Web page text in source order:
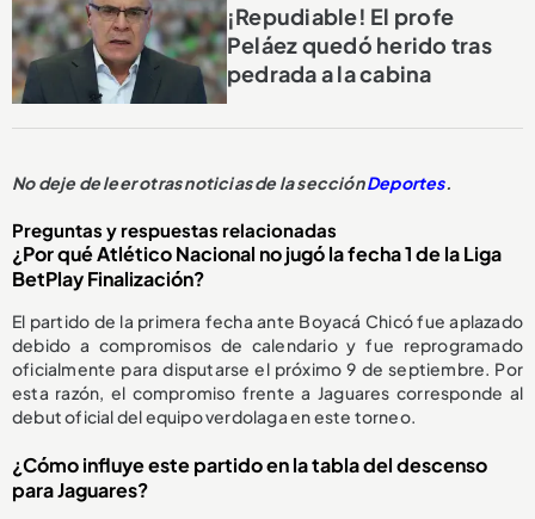
¡Repudiable! El profe
Peláez quedó herido tras
pedrada a la cabina
No deje de leer otras noticias de la secciónDeportes.
Preguntas y respuestas relacionadas
¿Por qué Atlético Nacional no jugó la fecha 1 de la Liga
BetPlay Finalización?
El partido de la primera fecha ante Boyacá Chicó fue aplazado
debido a compromisos de calendario y fue reprogramado
oficialmente para disputarse el próximo 9 de septiembre. Por
esta razón, el compromiso frente a Jaguares corresponde al
debut oficial del equipo verdolaga en este torneo.
¿Cómo influye este partido en la tabla del descenso
para Jaguares?